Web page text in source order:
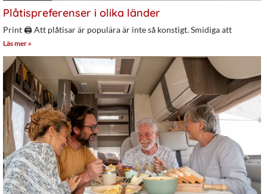
Plåtispreferenser i olika länder
Print 🖨 Att plåtisar är populära är inte så konstigt. Smidiga att
Läs mer »